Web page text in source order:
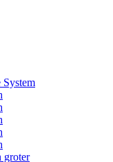
System
groter